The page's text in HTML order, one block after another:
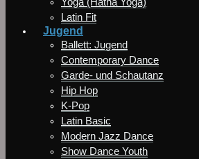
Latin Fit
Jugend
Ballett: Jugend
Contemporary Dance
Garde- und Schautanz
Hip Hop
K-Pop
Latin Basic
Modern Jazz Dance
Show Dance Youth